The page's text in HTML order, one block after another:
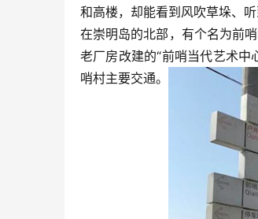
和高楼，却能看到风吹草垛、听
在崇明岛的北部，有个名为前
老厂房改建的“前哨当代艺术中
哨村主要交通。